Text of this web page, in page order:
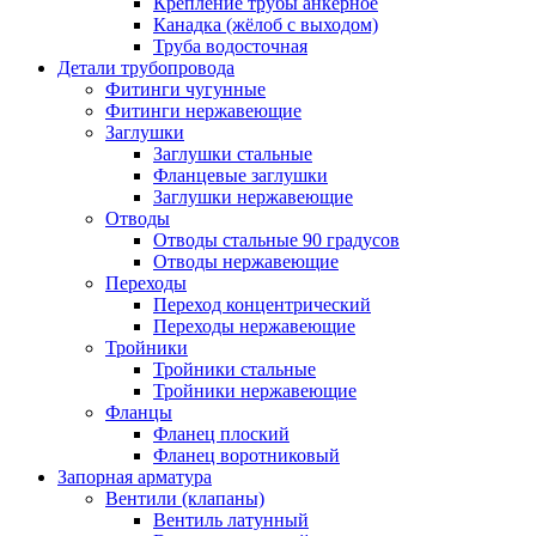
Канадка (жёлоб с выходом)
Труба водосточная
Детали трубопровода
Фитинги чугунные
Фитинги нержавеющие
Заглушки
Заглушки стальные
Фланцевые заглушки
Заглушки нержавеющие
Отводы
Отводы стальные 90 градусов
Отводы нержавеющие
Переходы
Переход концентрический
Переходы нержавеющие
Тройники
Тройники стальные
Тройники нержавеющие
Фланцы
Фланец плоский
Фланец воротниковый
Запорная арматура
Вентили (клапаны)
Вентиль латунный